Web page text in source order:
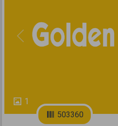
1
Previous
503360